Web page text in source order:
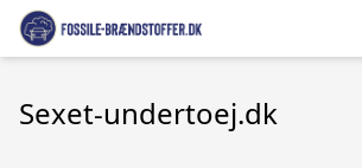
Sexet-undertoej.dk